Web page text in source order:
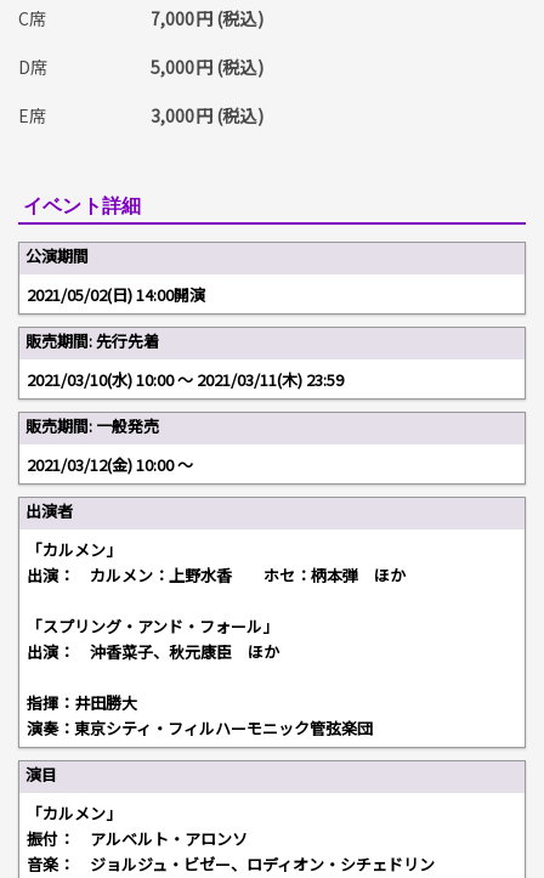
C席
7,000円 (税込)
D席
5,000円 (税込)
E席
3,000円 (税込)
イベント詳細
公演期間
2021/05/02(日) 14:00開演
販売期間: 先行先着
2021/03/10(水) 10:00 〜 2021/03/11(木) 23:59
販売期間: 一般発売
2021/03/12(金) 10:00 〜
出演者
「カルメン」
出演： カルメン：上野水香 ホセ：柄本弾 ほか
「スプリング・アンド・フォール」
出演： 沖香菜子、秋元康臣 ほか
指揮：井田勝大
演奏：東京シティ・フィルハーモニック管弦楽団
演目
「カルメン」
振付： アルベルト・アロンソ
音楽： ジョルジュ・ビゼー、ロディオン・シチェドリン